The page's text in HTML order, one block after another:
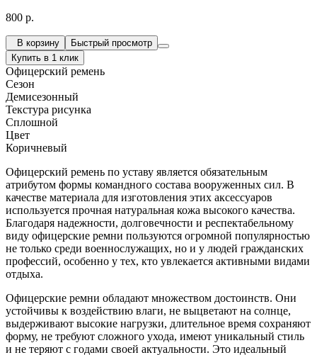
800 р.
В корзину
Быстрый просмотр
Купить в 1 клик
Офицерский ремень
Сезон
Демисезонный
Текстура рисунка
Сплошной
Цвет
Коричневый
Офицерский ремень по уставу является обязательным
атрибутом формы командного состава вооруженных сил. В
качестве материала для изготовления этих аксессуаров
используется прочная натуральная кожа высокого качества.
Благодаря надежности, долговечности и респектабельному
виду офицерские ремни пользуются огромной популярностью
не только среди военнослужащих, но и у людей гражданских
профессий, особенно у тех, кто увлекается активными видами
отдыха.
Офицерские ремни обладают множеством достоинств. Они
устойчивы к воздействию влаги, не выцветают на солнце,
выдерживают высокие нагрузки, длительное время сохраняют
форму, не требуют сложного ухода, имеют уникальный стиль
и не теряют с годами своей актуальности. Это идеальный